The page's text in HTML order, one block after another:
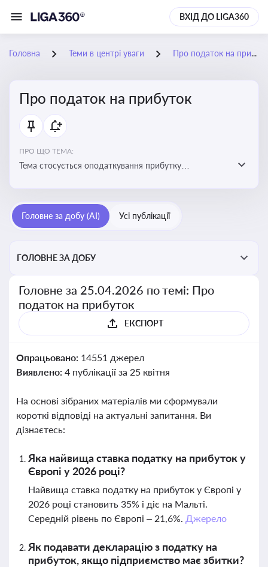
ВХІД ДО LIGA360
Головна Теми в центрі уваги Про податок на прибуток
Про податок на прибуток
ПРО ЩО ТЕМА:
Тема стосується оподаткування прибутку
звітність для бізнесу, бухгалтерів і юристів
Головне за добу (AI) Усі публікації
ГОЛОВНЕ ЗА ДОБУ
Головне за 25.04.2026 по темі: Про
податок на прибуток
ЕКСПОРТ
Опрацьовано: 14551 джерел
Виявлено: 4 публікації за 25 квітня
На основі зібраних матеріалів ми сформували
короткі відповіді на актуальні запитання. Ви
дізнаєтесь:
Яка найвища ставка податку на прибуток у
Європі у 2026 році?
Найвища ставка податку на прибуток у Європі у
2026 році становить 35% і діє на Мальті.
Середній рівень по Європі – 21,6%. Джерело
Як подавати декларацію з податку на
прибуток, якщо підприємство має збитки?